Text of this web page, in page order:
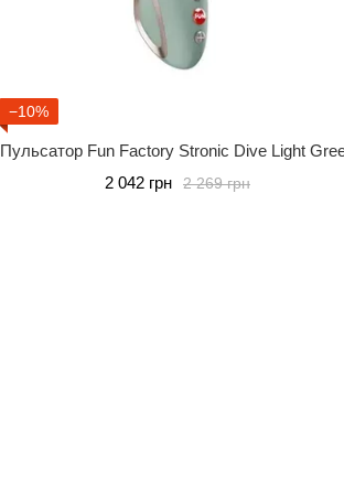
−10%
Пульсатор Fun Factory Stronic Dive Light
2 269 грн
2 042 грн